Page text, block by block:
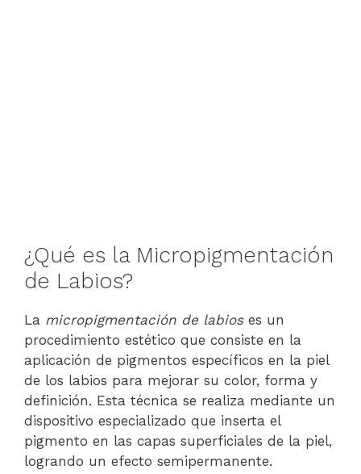
¿Qué es la Micropigmentación
de Labios?
La micropigmentación de labioses un
procedimiento estético que consiste en la
aplicación de pigmentos específicos en la piel
de los labios para mejorar su color, forma y
definición. Esta técnica se realiza mediante un
dispositivo especializado que inserta el
pigmento en las capas superficiales de la piel,
logrando un efecto semipermanente.